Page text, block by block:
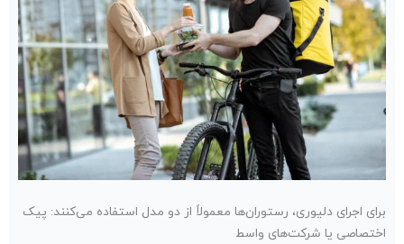
برای اجرای دلیوری، رستوران‌ها معمولاً از دو مدل استفاده می‌کنند: پیک
اختصاصی یا شرکت‌های واسط